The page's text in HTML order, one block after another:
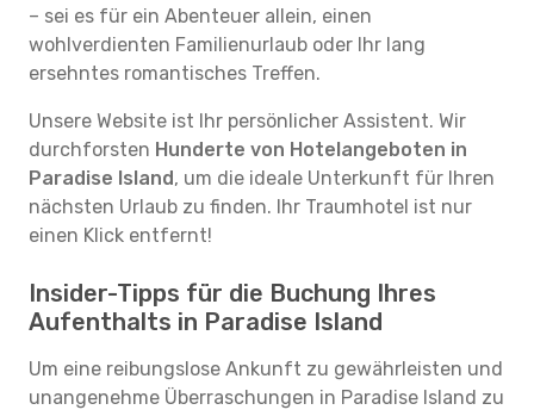
– sei es für ein Abenteuer allein, einen
wohlverdienten Familienurlaub oder Ihr lang
ersehntes romantisches Treffen.
Unsere Website ist Ihr persönlicher Assistent. Wir
durchforsten Hunderte von Hotelangeboten in
Paradise Island, um die ideale Unterkunft für Ihren
nächsten Urlaub zu finden. Ihr Traumhotel ist nur
einen Klick entfernt!
Insider-Tipps für die Buchung Ihres
Aufenthalts in Paradise Island
Um eine reibungslose Ankunft zu gewährleisten und
unangenehme Überraschungen in Paradise Island zu